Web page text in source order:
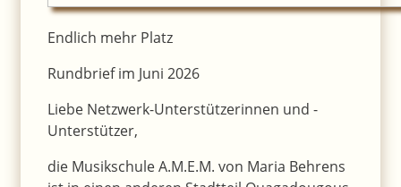
Endlich mehr Platz
Rundbrief im Juni 2026
Liebe Netzwerk-Unterstützerinnen und -
Unterstützer,
die Musikschule A.M.E.M. von Maria Behrens